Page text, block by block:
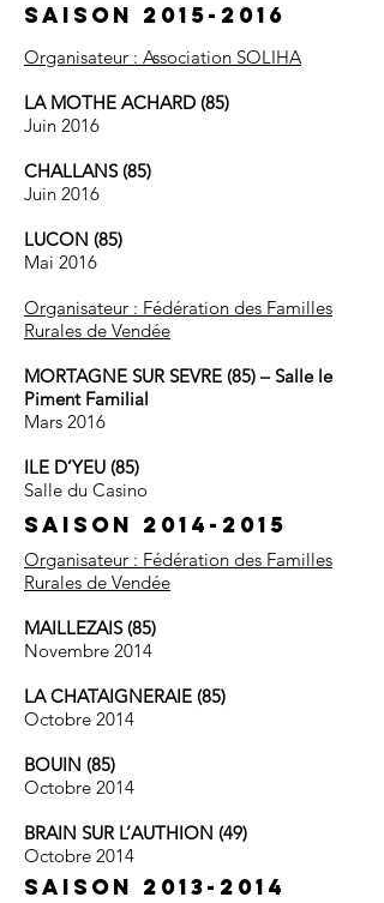
Saison 2015-2016
Organisateur : Association SOLIHA
LA MOTHE ACHARD (85)
Juin 2016
CHALLANS (85)
Juin 2016
LUCON (85)
Mai 2016
Organisateur : Fédération des Familles
Rurales de Vendée
MORTAGNE SUR SEVRE (85) – Salle le
Piment Familial
Mars 2016
ILE D’YEU (85)
Salle du Casino
Saison 2014-2015
Organisateur : Fédération des Familles
Rurales de Vendée
MAILLEZAIS (85)
Novembre 2014
LA CHATAIGNERAIE (85)
Octobre 2014
BOUIN (85)
Octobre 2014
BRAIN SUR L’AUTHION (49)
Octobre 2014
Saison 2013-2014